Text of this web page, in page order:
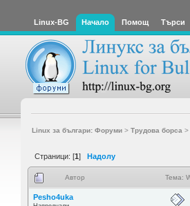
Linux-BG Начало Помощ Търси
Linux за българи: Форуми> Трудова борса >
Страници: [1] Надолу
Автор Тема:
Pesho4uka